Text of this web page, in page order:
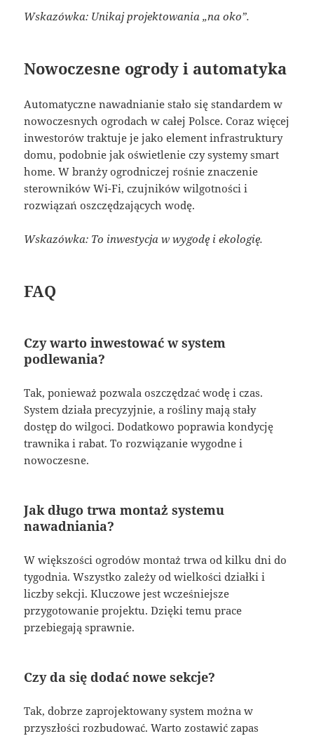
Wskazówka: Unikaj projektowania „na oko”.
Nowoczesne ogrody i automatyka
Automatyczne nawadnianie stało się standardem w
nowoczesnych ogrodach w całej Polsce. Coraz więcej
inwestorów traktuje je jako element infrastruktury
domu, podobnie jak oświetlenie czy systemy smart
home. W branży ogrodniczej rośnie znaczenie
sterowników Wi-Fi, czujników wilgotności i
rozwiązań oszczędzających wodę.
Wskazówka: To inwestycja w wygodę i ekologię.
FAQ
Czy warto inwestować w system
podlewania?
Tak, ponieważ pozwala oszczędzać wodę i czas.
System działa precyzyjnie, a rośliny mają stały
dostęp do wilgoci. Dodatkowo poprawia kondycję
trawnika i rabat. To rozwiązanie wygodne i
nowoczesne.
Jak długo trwa montaż systemu
nawadniania?
W większości ogrodów montaż trwa od kilku dni do
tygodnia. Wszystko zależy od wielkości działki i
liczby sekcji. Kluczowe jest wcześniejsze
przygotowanie projektu. Dzięki temu prace
przebiegają sprawnie.
Czy da się dodać nowe sekcje?
Tak, dobrze zaprojektowany system można w
przyszłości rozbudować. Warto zostawić zapas